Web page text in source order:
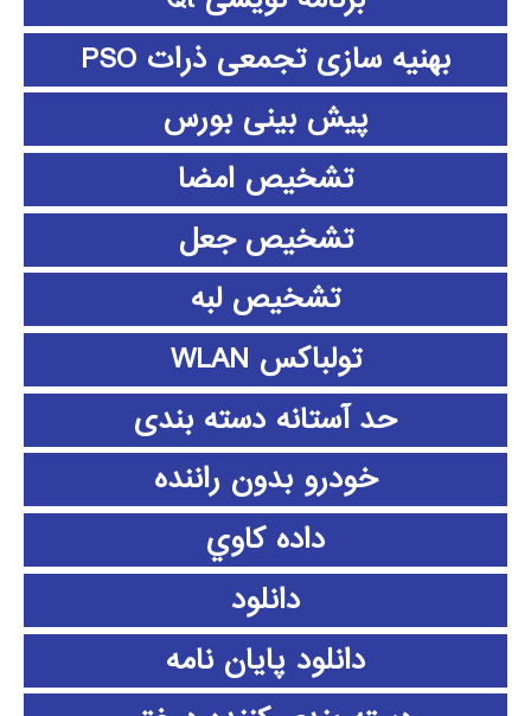
بهنیه سازی تجمعی ذرات PSO
پیش بینی بورس
تشخیص امضا
تشخیص جعل
تشخیص لبه
تولباکس WLAN
حد آستانه دسته بندی
خودرو بدون راننده
داده كاوي
دانلود
دانلود پايان نامه